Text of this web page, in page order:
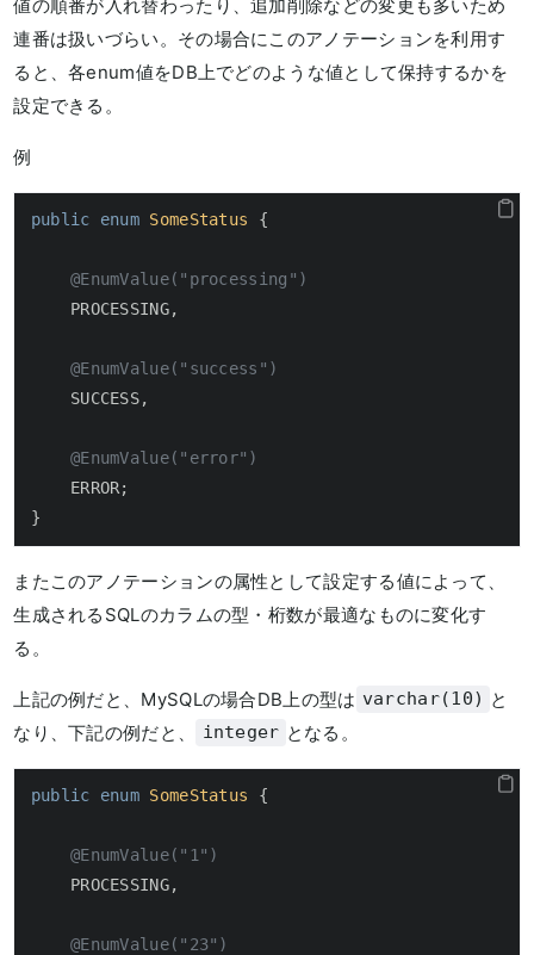
値の順番が入れ替わったり、追加削除などの変更も多いため
連番は扱いづらい。その場合にこのアノテーションを利用す
ると、各enum値をDB上でどのような値として保持するかを
設定できる。
例
public enum SomeStatus {
@EnumValue("processing")
    PROCESSING,
@EnumValue("success")
    SUCCESS,
@EnumValue("error")
    ERROR;
}
またこのアノテーションの属性として設定する値によって、
生成されるSQLのカラムの型・桁数が最適なものに変化す
る。
上記の例だと、MySQLの場合DB上の型は varchar(10) と
なり、下記の例だと、
integer となる。
public enum SomeStatus {
@EnumValue("1")
    PROCESSING,
@EnumValue("23")